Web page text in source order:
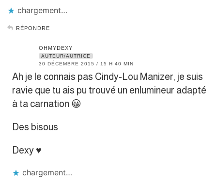
chargement…
RÉPONDRE
OHMYDEXY
AUTEUR/AUTRICE
30 DÉCEMBRE 2015 / 15 H 40 MIN
Ah je le connais pas Cindy-Lou Manizer, je suis
ravie que tu ais pu trouvé un enlumineur adapté
à ta carnation 😀
Des bisous
Dexy ♥
chargement…